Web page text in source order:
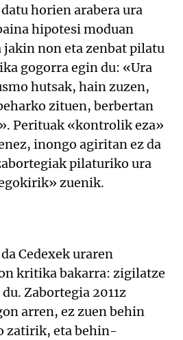
horien arabera ura
hipotesi moduan
jakin non eta zenbat pilatu
gogorra egin du: «Ura
hutsak, hain zuzen,
zituen, berbertan
Perituak «kontrolik eza»
inongo agiritan ez da
pilaturiko ura
zuenik.
Cedexek uraren
kritika bakarra: zigilatze
Zabortegia 2011z
arren, ez zuen behin
zatirik, eta behin-